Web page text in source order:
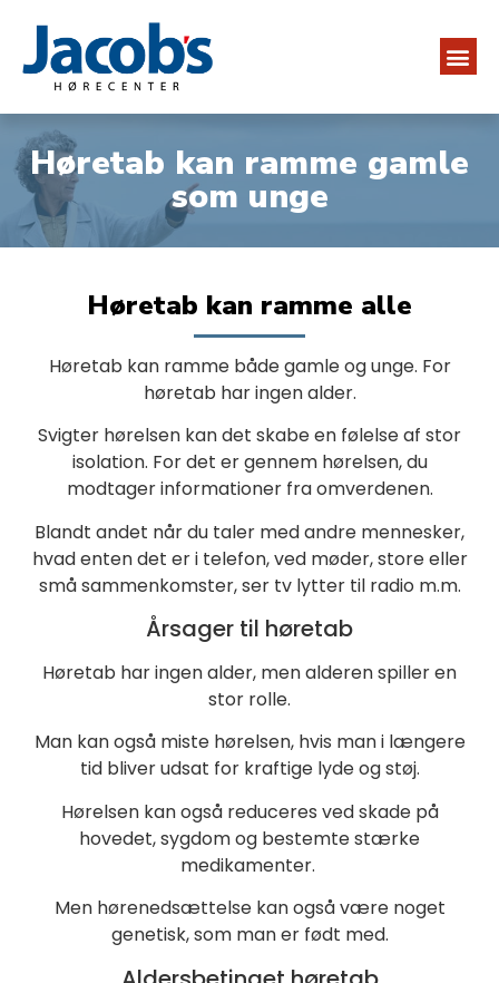
Høretab kan ramme gamle
som unge
Høretab kan ramme alle
Høretab kan ramme både gamle og unge. For
høretab har ingen alder.
Svigter hørelsen kan det skabe en følelse af stor
isolation. For det er gennem hørelsen, du
modtager informationer fra omverdenen.
Blandt andet når du taler med andre mennesker,
hvad enten det er i telefon, ved møder, store eller
små sammenkomster, ser tv lytter til radio m.m.
Årsager til høretab
Høretab har ingen alder, men alderen spiller en
stor rolle.
Man kan også miste hørelsen, hvis man i længere
tid bliver udsat for kraftige lyde og støj.
Hørelsen kan også reduceres ved skade på
hovedet, sygdom og bestemte stærke
medikamenter.
Men hørenedsættelse kan også være noget
genetisk, som man er født med.